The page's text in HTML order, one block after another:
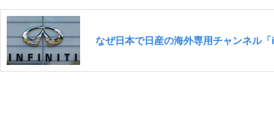
なぜ日本で日産の海外専用チャンネル